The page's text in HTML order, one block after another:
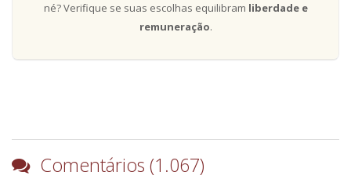
né? Verifique se suas escolhas equilibram liberdade e
remuneração.
Comentários (1.067)